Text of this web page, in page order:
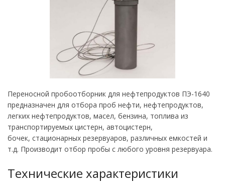
Переносной пробоотборник для нефтепродуктов ПЭ-1640
предназначен для отбора проб нефти, нефтепродуктов,
легких нефтепродуктов, масел, бензина, топлива из
транспортируемых цистерн, автоцистерн,
бочек, стационарных резервуаров, различных емкостей и
т.д. Производит отбор пробы с любого уровня резервуара.
Технические характеристики